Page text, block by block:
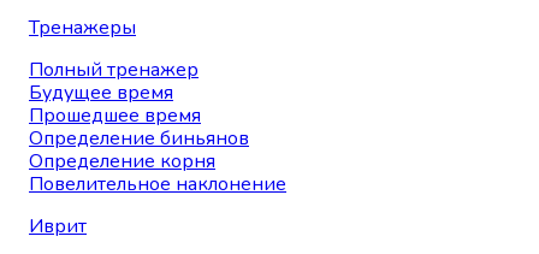
Тренажеры
Полный тренажер
Будущее время
Прошедшее время
Определение биньянов
Определение корня
Повелительное наклонение
Иврит